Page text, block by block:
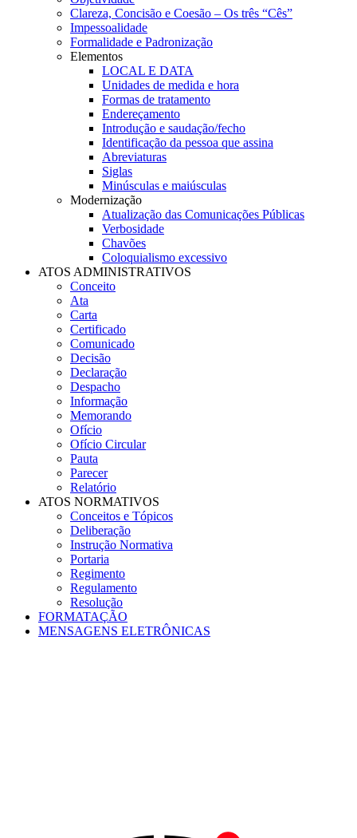
Clareza, Concisão e Coesão – Os três “Cês”
Impessoalidade
Formalidade e Padronização
Elementos
LOCAL E DATA
Unidades de medida e hora
Formas de tratamento
Endereçamento
Introdução e saudação/fecho
Identificação da pessoa que assina
Abreviaturas
Siglas
Minúsculas e maiúsculas
Modernização
Atualização das Comunicações Públicas
Verbosidade
Chavões
Coloquialismo excessivo
ATOS ADMINISTRATIVOS
Conceito
Ata
Carta
Certificado
Comunicado
Decisão
Declaração
Despacho
Informação
Memorando
Ofício
Ofício Circular
Pauta
Parecer
Relatório
ATOS NORMATIVOS
Conceitos e Tópicos
Deliberação
Instrução Normativa
Portaria
Regimento
Regulamento
Resolução
FORMATAÇÃO
MENSAGENS ELETRÔNICAS